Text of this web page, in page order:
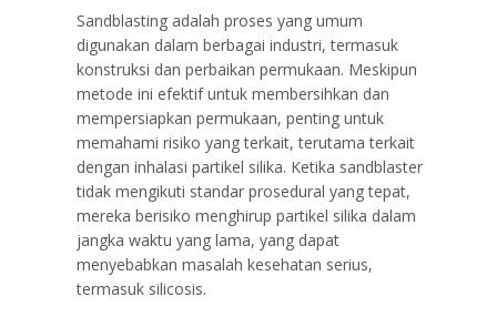
Sandblasting adalah proses yang umum
digunakan dalam berbagai industri, termasuk
konstruksi dan perbaikan permukaan. Meskipun
metode ini efektif untuk membersihkan dan
mempersiapkan permukaan, penting untuk
memahami risiko yang terkait, terutama terkait
dengan inhalasi partikel silika. Ketika sandblaster
tidak mengikuti standar prosedural yang tepat,
mereka berisiko menghirup partikel silika dalam
jangka waktu yang lama, yang dapat
menyebabkan masalah kesehatan serius,
termasuk silicosis.